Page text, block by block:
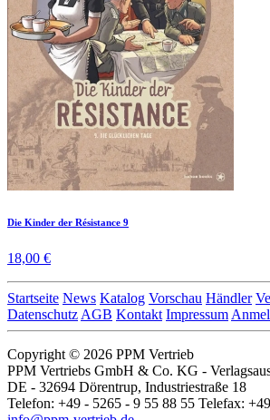
Die Kinder der Résistance 9
18,00 €
Startseite News Katalog Vorschau Händler
Datenschutz AGB Kontakt Impressum
Copyright © 2026 PPM Vertrieb
PPM Vertriebs GmbH & Co. KG -
DE - 32694 Dörentrup, Industriestraße 18
Telefon: +49 - 5265 - 9 55 88 55 Telefax: